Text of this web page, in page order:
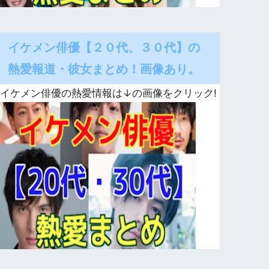
イケメン俳優【２０代、３０代】の
熱愛報道・彼女まとめ！画像あり。
イケメン俳優の熱愛情報は↓の画像をクリック!